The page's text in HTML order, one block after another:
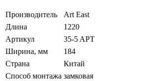
Производитель
Art East
Длина
1220
Артикул
35-5 APT
Ширина, мм
184
Страна
Китай
Способ монтажа замковая